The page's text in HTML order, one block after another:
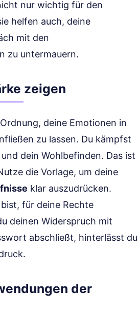
nur wichtig für den
helfen auch, deine
mit den
zu untermauern.
zeigen
deine Emotionen in
zu lassen. Du kämpfst
dein Wohlbefinden. Das ist
die Vorlage, um deine
klar auszudrücken.
für deine Rechte
deinen Widerspruch mit
abschließt, hinterlässt du
der